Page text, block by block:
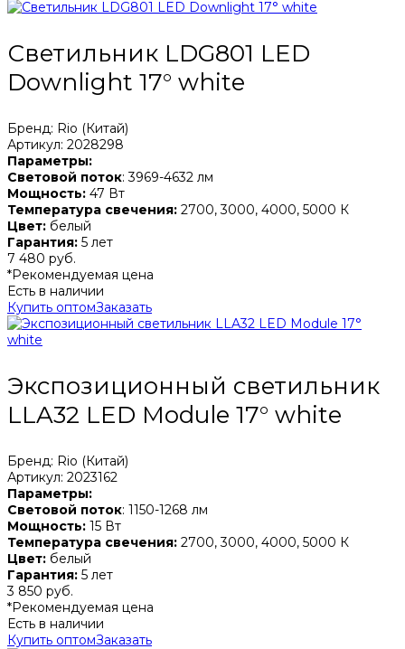
Светильник LDG801 LED
Downlight 17° white
Бренд: Rio (Китай)
Артикул: 2028298
Параметры:
Световой поток: 3969-4632 лм
Мощность: 47 Вт
Температура свечения: 2700, 3000, 4000, 5000 К
Цвет: белый
Гарантия: 5 лет
7 480 руб.
*Рекомендуемая цена
Есть в наличии
Купить оптомЗаказать
Экспозиционный светильник
LLA32 LED Module 17° white
Бренд: Rio (Китай)
Артикул: 2023162
Параметры:
Световой поток: 1150-1268 лм
Мощность: 15 Вт
Температура свечения: 2700, 3000, 4000, 5000 К
Цвет: белый
Гарантия: 5 лет
3 850 руб.
*Рекомендуемая цена
Есть в наличии
Купить оптомЗаказать